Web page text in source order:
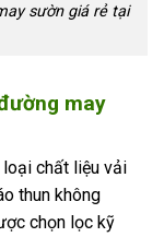
sườn giá rẻ tại
may
loại chất liệu vải
thun không
chọn lọc kỹ